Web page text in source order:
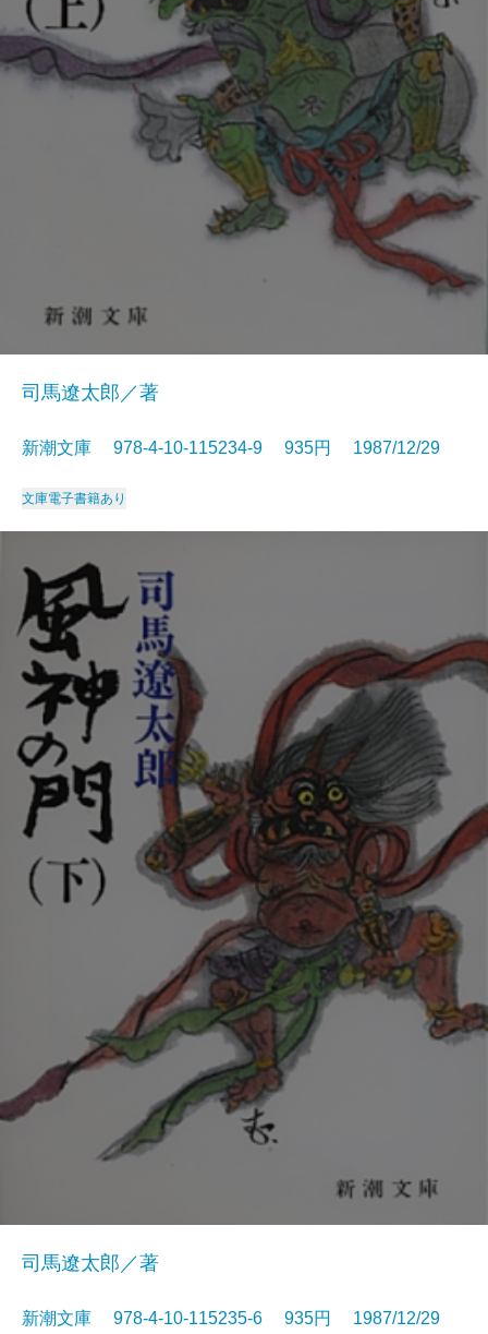
司馬遼太郎／著
新潮文庫 978-4-10-115234-9 935円 1987/12/29
文庫電子書籍あり
司馬遼太郎／著
新潮文庫 978-4-10-115235-6 935円 1987/12/29